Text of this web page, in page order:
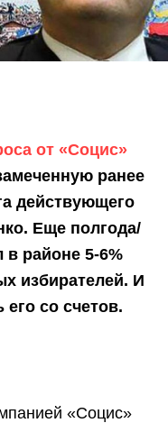
от «Социс»
ранее
действующего
Еще полгода/
в районе 5-6%
избирателей. И
со счетов.
«Социс»